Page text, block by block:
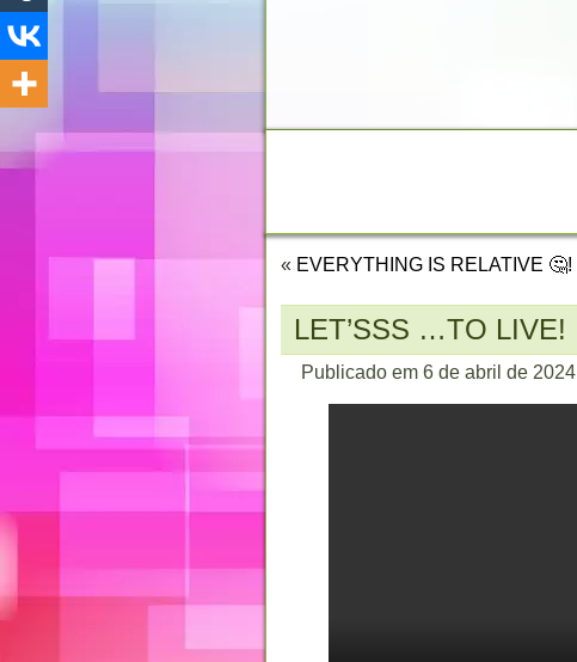
« EVERYTHING IS RELATIVE 🤔!
LET’SSS …TO LIVE!
Publicado em 6 de abril de 2024